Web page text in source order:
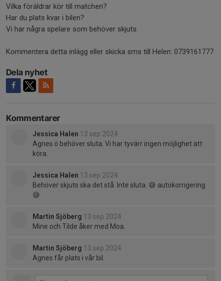
Vilka föräldrar kör till matchen?
Har du plats kvar i bilen?
Vi har några spelare som behöver skjuts.
Kommentera detta inlägg eller skicka sms till Helen: 0739161777
Dela nyhet
Kommentarer
Jessica Halen 13 sep 2024
Agnes ö behöver sluta. Vi har tyvärr ingen möjlighet att
köra.
Jessica Halen 13 sep 2024
Behöver skjuts ska det stå. Inte sluta. 😅 autokorrigering
😅
Martin Sjöberg 13 sep 2024
Mine och Tilde åker med Moa.
Martin Sjöberg 13 sep 2024
Agnes får plats i vår bil.